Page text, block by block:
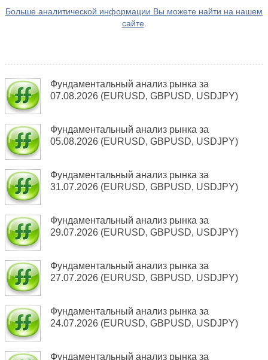
Больше аналитической информации Вы можете найти на нашем
сайте
Фундаментальный анализ рынка за
07.08.2026 (EURUSD, GBPUSD, USDJPY)
Фундаментальный анализ рынка за
05.08.2026 (EURUSD, GBPUSD, USDJPY)
Фундаментальный анализ рынка за
31.07.2026 (EURUSD, GBPUSD, USDJPY)
Фундаментальный анализ рынка за
29.07.2026 (EURUSD, GBPUSD, USDJPY)
Фундаментальный анализ рынка за
27.07.2026 (EURUSD, GBPUSD, USDJPY)
Фундаментальный анализ рынка за
24.07.2026 (EURUSD, GBPUSD, USDJPY)
Фундаментальный анализ рынка за